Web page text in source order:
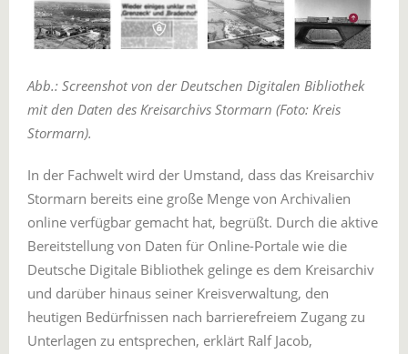
Abb.: Screenshot von der Deutschen Digitalen Bibliothek
mit den Daten des Kreisarchivs Stormarn (Foto: Kreis
Stormarn).
In der Fachwelt wird der Umstand, dass das Kreisarchiv
Stormarn bereits eine große Menge von Archivalien
online verfügbar gemacht hat, begrüßt. Durch die aktive
Bereitstellung von Daten für Online-Portale wie die
Deutsche Digitale Bibliothek gelinge es dem Kreisarchiv
und darüber hinaus seiner Kreisverwaltung, den
heutigen Bedürfnissen nach barrierefreiem Zugang zu
Unterlagen zu entsprechen, erklärt Ralf Jacob,